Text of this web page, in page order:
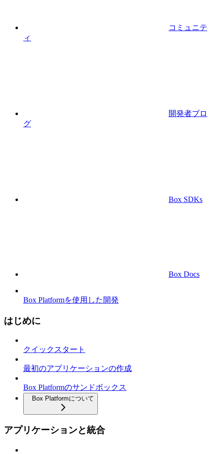
コミュニテ
ィ
開発者ブロ
グ
Box SDKs
Box Docs
Box Platformを使用した開発
はじめに
クイックスタート
最初のアプリケーションの作成
Box Platformのサンドボックス
Box Platformについて
アプリケーションと統合